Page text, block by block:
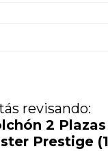
revisando:
2
Prestige